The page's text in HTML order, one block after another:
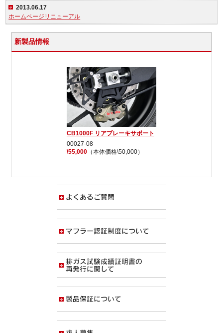
2013.06.17
ホームページリニューアル
新製品情報
CB1000F リアブレーキサポート
00027-08
\55,000（本体価格\50,000）